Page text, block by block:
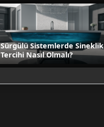
Sürgülü Sistemlerde Sineklik
Tercihi Nasıl Olmalı?